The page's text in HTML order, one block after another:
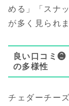
める」「スナ
が多く見られま
良い口コミ❷
の多様性
チェダーチー